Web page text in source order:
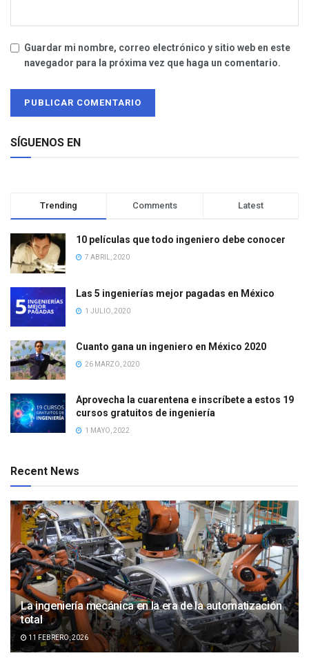
Guardar mi nombre, correo electrónico y sitio web en este
navegador para la próxima vez que haga un comentario.
SÍGUENOS EN
Trending Comments Latest
10 películas que todo ingeniero debe conocer
7 ABRIL, 2020
Las 5 ingenierías mejor pagadas en México
1 JULIO, 2020
Cuanto gana un ingeniero en México 2020
26 MARZO, 2020
Aprovecha la cuarentena e inscríbete a estos 19
cursos gratuitos de ingeniería
1 MAYO, 2022
Recent News
La ingeniería mecánica en la era de la automatización
total
11 FEBRERO, 2026